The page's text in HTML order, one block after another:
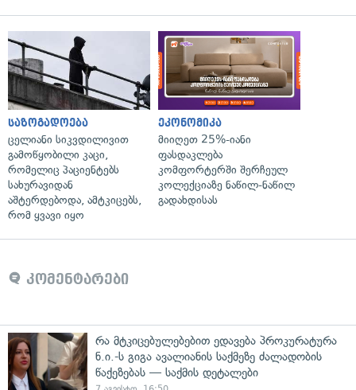
საზოგადოება
ცელიანი სიკვდილივით
გამოწყობილი კაცი,
რომელიც პაციენტებს
სახურავიდან
აშტერდებოდა, ამტკიცებს,
რომ ყვავი იყო
ეკონომიკა
მიიღეთ 25%-იანი
ფასდაკლება
კომფორტერში შერჩეულ
კოლექციაზე ნაწილ-ნაწილ
გადახდისას
კომენტარები
რა მტკიცებულებებით ედავება პროკურატურა
ნ.ი.-ს გიგა ავალიანის საქმეზე ძალადობის
წაქეზებას — საქმის დეტალები